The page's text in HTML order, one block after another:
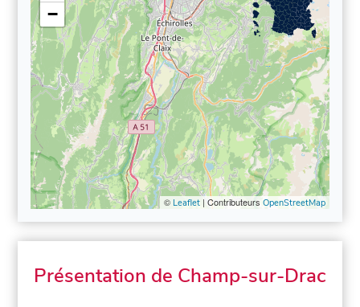
−
© Leaflet| Contributeurs OpenStreetMap
Présentation de Champ-sur-Drac